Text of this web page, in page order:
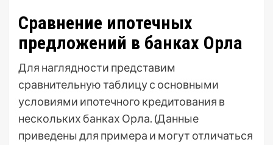
Сравнение ипотечных
предложений в банках Орла
Для наглядности представим
сравнительную таблицу с основными
условиями ипотечного кредитования в
нескольких банках Орла. (Данные
приведены для примера и могут отличаться